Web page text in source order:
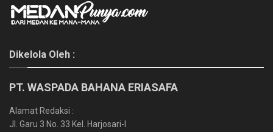
Dikelola Oleh :
PT. WASPADA BAHANA ERIASAFA
Alamat Redaksi :
Jl. Garu 3 No. 33 Kel. Harjosari-I